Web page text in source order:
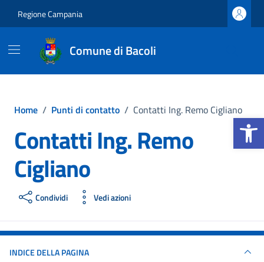
Apri la
Regione Campania
Comune di Bacoli
Home / Punti di contatto / Contatti Ing. Remo Cigliano
Contatti Ing. Remo
Cigliano
Condividi Vedi azioni
INDICE DELLA PAGINA